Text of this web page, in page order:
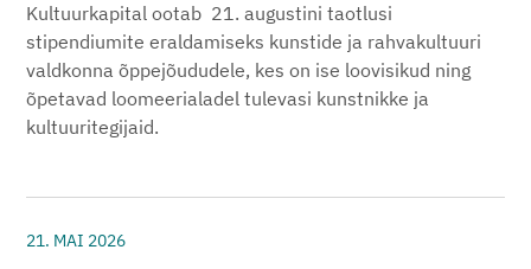
Kultuurkapital ootab 21. augustini taotlusi
stipendiumite eraldamiseks kunstide ja rahvakultuuri
valdkonna õppejõududele, kes on ise loovisikud ning
õpetavad loomeerialadel tulevasi kunstnikke ja
kultuuritegijaid.
21. MAI 2026